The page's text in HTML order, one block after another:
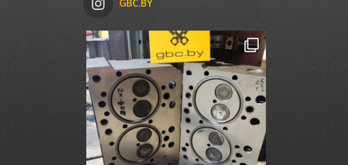
GBC.BY